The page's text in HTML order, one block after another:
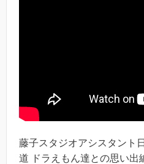
藤子スタジオアシスタント
道 ドラえもん達との思い出